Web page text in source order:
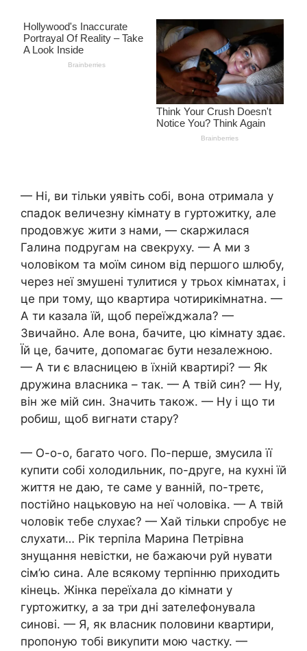
— Ні, ви тільки уявіть собі, вона отримала у
спадок величезну кімнату в гуртожитку, але
продовжує жити з нами, — скаржилася
Галина подругам на свекруху. — А ми з
чоловіком та моїм сином від першого шлюбу,
через неї змушені тулитися у трьох кімнатах, і
це при тому, що квартира чотирикімнатна. —
А ти казала їй, щоб переїжджала? —
Звичайно. Але вона, бачите, цю кімнату здає.
Їй це, бачите, допомагає бути незалежною.
— А ти є власницею в їхній квартирі? — Як
дружина власника – так. — А твій син? — Ну,
він же мій син. Значить також. — Ну і що ти
робиш, щоб вигнати стару?
— О-о-о, багато чого. По-перше, змусила її
купити собі холодильник, по-друге, на кухні їй
життя не даю, те саме у ванній, по-третє,
постійно нацьковую на неї чоловіка. — А твій
чоловік тебе слухає? — Хай тільки спробує не
слухати… Рік терпіла Марина Петрівна
знущання невістки, не бажаючи руй нувати
сім’ю сина. Але всякому терпінню приходить
кінець. Жінка переїхала до кімнати у
гуртожитку, а за три дні зателефонувала
синові. — Я, як власник половини квартири,
пропоную тобі викупити мою частку. —